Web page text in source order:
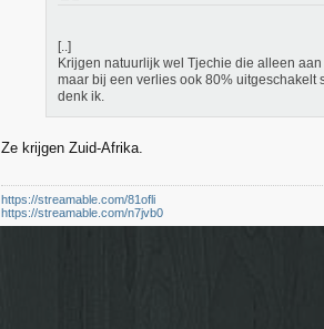
[..]
Krijgen natuurlijk wel Tjechie die alleen
maar bij een verlies ook 80% uitgeschakelt
denk ik.
Ze krijgen Zuid-Afrika.
https://streamable.com/81ofli
https://streamable.com/n7jvb0